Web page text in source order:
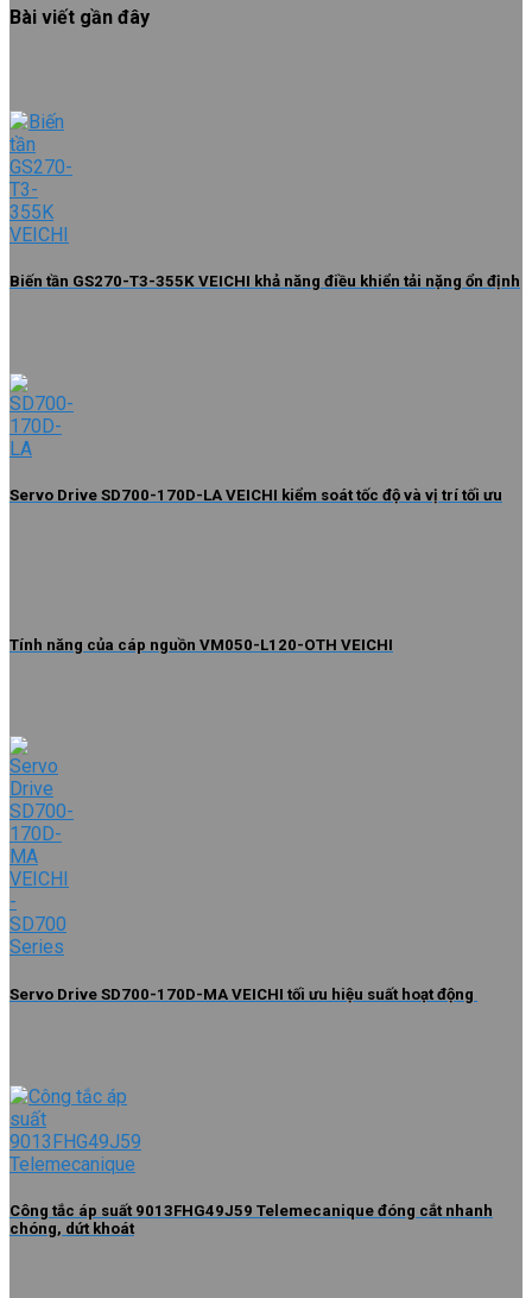
Bài viết gần đây
Biến tần GS270-T3-355K VEICHI khả năng điều khiển tải nặng ổn định
Servo Drive SD700-170D-LA VEICHI kiểm soát tốc độ và vị trí tối ưu
Tính năng của cáp nguồn VM050-L120-OTH VEICHI
Servo Drive SD700-170D-MA VEICHI tối ưu hiệu suất hoạt động
Công tắc áp suất 9013FHG49J59 Telemecanique đóng cắt nhanh
chóng, dứt khoát